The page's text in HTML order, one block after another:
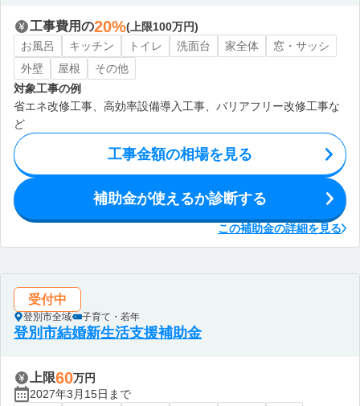
工事費用の20%(上限100万円)
お風呂
キッチン トイレ 洗面台 家全体
窓・サッシ
外壁
屋根
その他
対象工事の例
省エネ改修工事、高効率設備導入工事、バリアフリー改修工事な
ど
工事金額の相場を見る
補助金が使えるか診断する
この補助金の詳細を見る
受付中
登別市全域 子育て・若年
登別市結婚新生活支援補助金
上限60万円
2027年3月15日まで